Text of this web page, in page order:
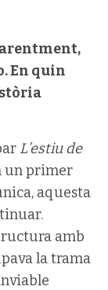
En quin
L’estiu de
un primer
aquesta
amb
la trama